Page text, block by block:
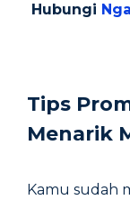
Hubungi
Tips
Menarik
Kamu sudah